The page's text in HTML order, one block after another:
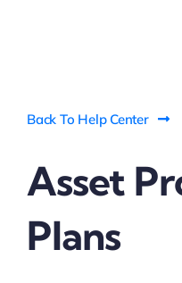
Back To Help Center
Asset
Plans